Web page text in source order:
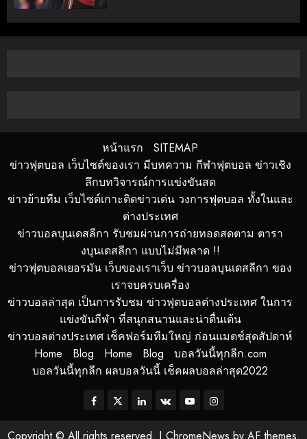
หน้าแรก
SITEMAP
ข่าวฟุตบอล เว็บไซต์ของเรา มีบทความ กีฬาฟุตบอล ข่าวเชิง
ลึกบทวิจารณ์การแข่งขันสด
ข่าวย้ายทีม เว็บไซต์เกาะติดข่าวเด่น วงการฟุตบอล ทั้งในและ
ต่างประเทศ
ข่าวบอลบุนเดสลีกา รับชมผ่านการถ่ายทอดสดตาม ตารา
งบุนเดสลีกา แบบไม่มีพลาด !!
ข่าวฟุตบอลเยอรมัน เว็บของเราเว็บ ข่าวบอลบุนเดสลีกา ของ
เราจบครบเครื่อง
ข่าวบอลล่าสุด เป็นการรับชม ข่าวฟุตบอลต่างประเทศ ในการ
แข่งขันกีฬา ที่สนุกสนานและน่าตื่นเต้น
ข่าวบอลต่างประเทศ เช็คฟอร์มทีมใหญ่ ก่อนแมตช์สุดสัปดาห์
Home
Blog Home Blog
บอลวันนี้ทุกลีก.com
บอลวันนี้ทุกลีก ผลบอลวันนี้ เช็คผลบอลล่าสุด2022
Facebook
TwitterLinkedin
VK YoutubeInstagram